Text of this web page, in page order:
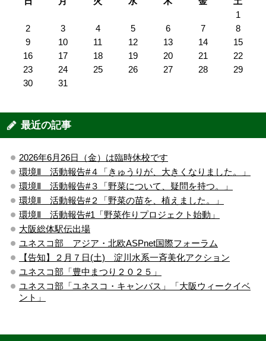
1
2
3 4 5 6 7
8
9
10 11 12 13 14
15
16
17 18 19 20 21
22
23
24 25 26 27 28
29
30
31
最近の記事
2026年6月26日（金）は臨時休校です
環境Ⅱ 活動報告#４「きゅうりが、大きくなりました。」
環境Ⅱ 活動報告#３「野菜について、疑問を持つ。」
環境Ⅱ 活動報告#２「野菜の苗を、植えました。」
環境Ⅱ 活動報告#1「野菜作りプロジェクト始動」
大阪総体駅伝出場
ユネスコ部 アジア・北欧ASPnet国際フォーラム
【告知】２月７日(土) 淀川水系一斉美化アクション
ユネスコ部「豊中まつり２０２５」
ユネスコ部「ユネスコ・キャンバス」「大阪ウィークイベ
ント」